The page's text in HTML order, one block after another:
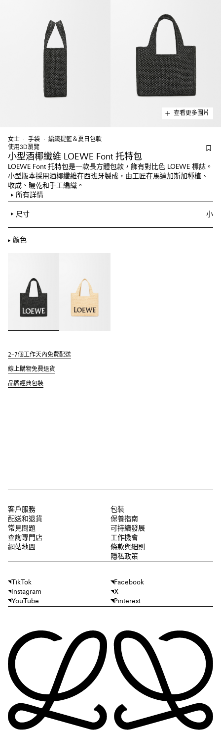
查看更多圖片
女士 手袋
編織提籃＆夏日包款
使用3D瀏覽
小型酒椰纖維 LOEWE Font 托特包
LOEWE Font 托特包是一款長方體包款，飾有對比色 LOEWE 標誌。
小型版本採用酒椰纖維在西班牙製成，由工匠在馬達加斯加種植、
收成、曬乾和手工編織。
所有詳情
尺寸 小
顏色
2–7個工作天內免費配送
線上購物免費退貨
品牌經典包裝
客戶服務
配送和退貨
常見問題
查詢專門店
網站地圖
包裝
保養指南
可持續發展
工作機會
條款與細則
隱私政策
TikTok
Facebook
Instagram
X
YouTube
Pinterest